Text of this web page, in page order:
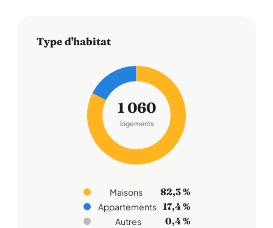
Type d'habitat
1 060
logements
Maisons 82,3 %
Appartements 17,4 %
Autres 0,4 %